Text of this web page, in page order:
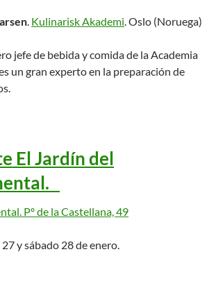
. Kulinarisk Akademi. Oslo (Noruega)
jefe de bebida y comida de la Academia
un gran experto en la preparación de
El Jardín del
Pº de la Castellana, 49
y sábado 28 de enero.